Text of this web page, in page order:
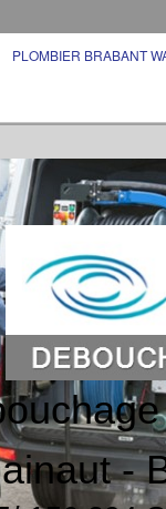
PLOMBIER BRABANT
-